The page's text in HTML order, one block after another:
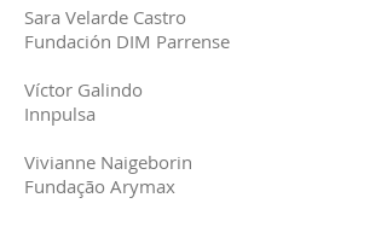
Sara Velarde Castro
Fundación DIM Parrense
Víctor Galindo
Innpulsa
Vivianne Naigeborin
Fundação Arymax